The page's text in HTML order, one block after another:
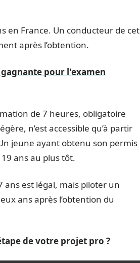
en France. Un conducteur de cet
après l’obtention.
pour l'examen
de 7 heures, obligatoire
n’est accessible qu’à partir
jeune ayant obtenu son permis
ans au plus tôt.
ans est légal, mais piloter un
ans après l’obtention du
de votre projet pro ?